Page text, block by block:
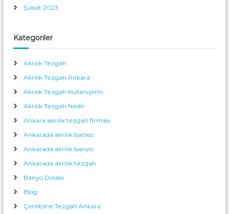
Şubat 2023
Kategoriler
Akrilik Tezgah
Akrilik Tezgah Ankara
Akrilik Tezgah Kullanışlımı
Akrilik Tezgah Nedir
Ankara akrilik tezgah firması
Ankarada akrilik banko
Ankarada akrilik banyo
Ankarada akrilik tezgah
Banyo Dolabı
Blog
Çimstone Tezgah Ankara